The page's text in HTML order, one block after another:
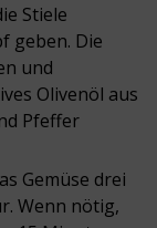
Stiele
geben. Die
und
Olivenöl aus
Pfeffer
Gemüse drei
Wenn nötig,